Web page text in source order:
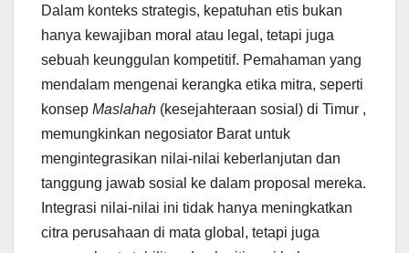
Dalam konteks strategis, kepatuhan etis bukan
hanya kewajiban moral atau legal, tetapi juga
sebuah keunggulan kompetitif. Pemahaman yang
mendalam mengenai kerangka etika mitra, seperti
konsep Maslahah (kesejahteraan sosial) di Timur ,
memungkinkan negosiator Barat untuk
mengintegrasikan nilai-nilai keberlanjutan dan
tanggung jawab sosial ke dalam proposal mereka.
Integrasi nilai-nilai ini tidak hanya meningkatkan
citra perusahaan di mata global, tetapi juga